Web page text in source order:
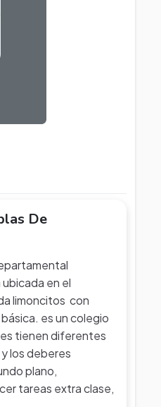
De
en el
limoncitos con
es un colegio
tienen diferentes
los deberes
plano,
tareas extra clase,